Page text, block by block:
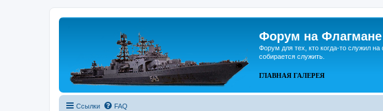
Форум на Флагмане
Форум для тех, кто когда-то служил
собирается служить.
ГЛАВНАЯ ГАЛЕРЕЯ
Ссылки FAQ